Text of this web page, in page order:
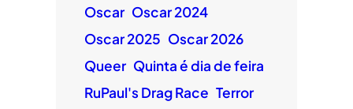
Oscar Oscar 2024
Oscar 2025 Oscar 2026
Queer Quinta é dia de feira
RuPaul's Drag Race Terror